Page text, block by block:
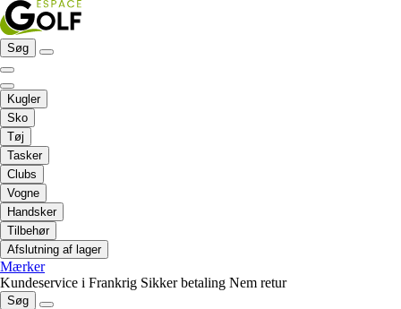
Søg
Kugler
Sko
Tøj
Tasker
Clubs
Vogne
Handsker
Tilbehør
Afslutning af lager
Mærker
Kundeservice i Frankrig Sikker betaling Nem retur
Søg